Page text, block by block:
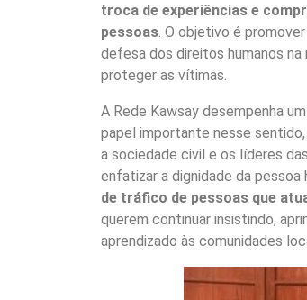
troca de experiências e
pessoas. O objetivo é
defesa dos direitos humanos
proteger as vítimas.
A Rede Kawsay desempenha um
papel importante nesse
a sociedade civil e os líderes
enfatizar a dignidade da pessoa
de tráfico de pessoas que
querem continuar insistindo,
aprendizado às comunidades